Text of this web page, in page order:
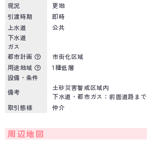
現況
更地
引渡時期
即時
上水道
公共
下水道
ガス
都市計画
市街化区域
用途地域
1種低層
設備・条件
備考
土砂災害警戒区域内
下水道・都市ガス：前面道路まで
取引態様
仲介
周辺地図